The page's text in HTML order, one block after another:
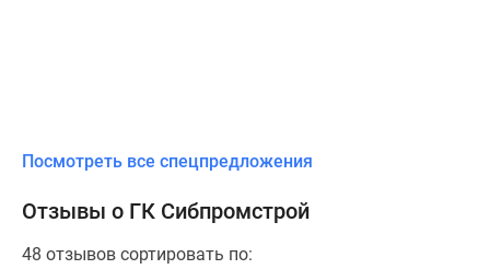
Посмотреть все спецпредложения
Отзывы о ГК Сибпромстрой
48 отзывов сортировать по: